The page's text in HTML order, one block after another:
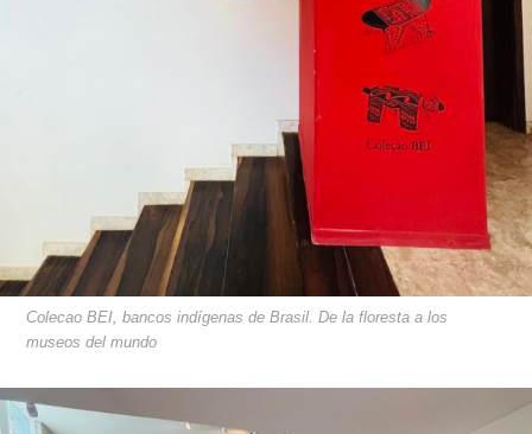
Colecao BEI, bancos indígenas de Brasil. De la floresta a los
museos del mundo